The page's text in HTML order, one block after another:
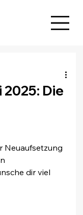
Die
Neuaufsetzung
dir viel